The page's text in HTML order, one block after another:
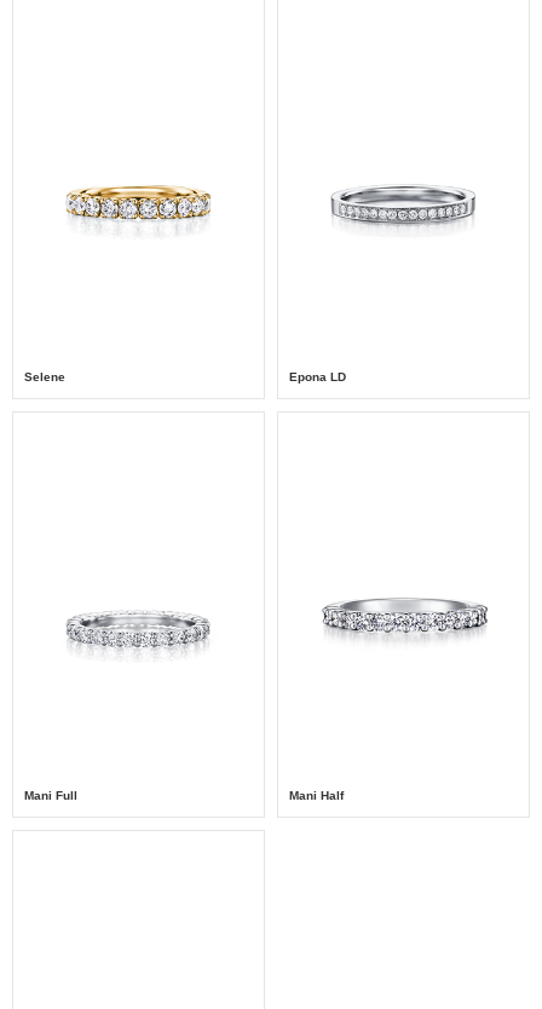
Selene Epona LD
Mani Full Mani Half